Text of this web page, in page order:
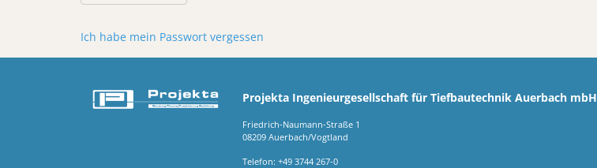
Ich habe mein Passwort vergessen
Projekta Ingenieurgesellschaft für Tiefbautechnik Auerbach mbH
Friedrich-Naumann-Straße 1
08209 Auerbach/Vogtland
Telefon: +49 3744 267-0